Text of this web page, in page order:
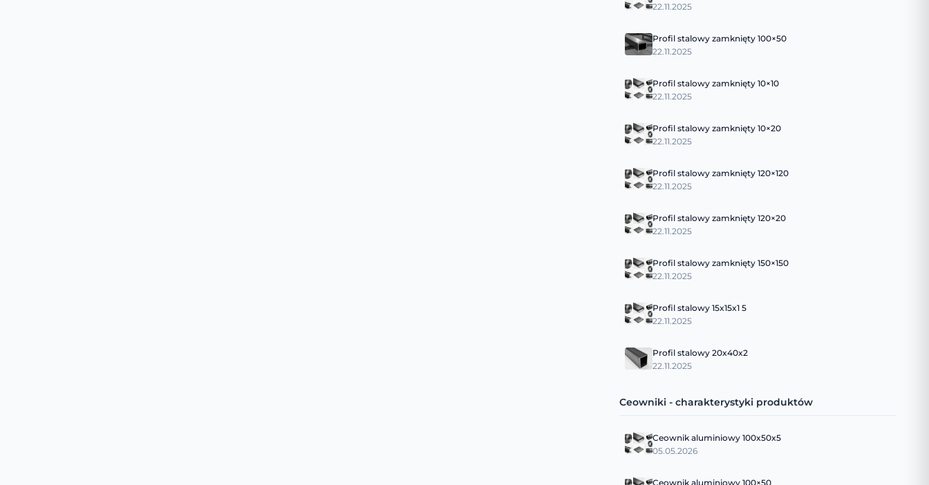
22.11.2025
Profil stalowy zamknięty 100×50
22.11.2025
Profil stalowy zamknięty 10×10
22.11.2025
Profil stalowy zamknięty 10×20
22.11.2025
Profil stalowy zamknięty 120×120
22.11.2025
Profil stalowy zamknięty 120×20
22.11.2025
Profil stalowy zamknięty 150×150
22.11.2025
Profil stalowy 15x15x1 5
22.11.2025
Profil stalowy 20x40x2
22.11.2025
Ceowniki - charakterystyki produktów
Ceownik aluminiowy 100x50x5
05.05.2026
Ceownik aluminiowy 100×50